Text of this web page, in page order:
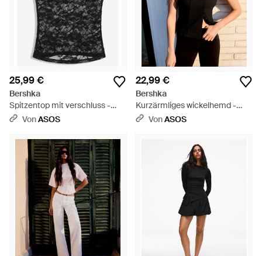
25,99 €
Bershka
Spitzentop mit verschluss -
Schwarz
VonASOS
22,99 €
Bershka
Kurzärmliges wickelhemd -
Schwarz
VonASOS